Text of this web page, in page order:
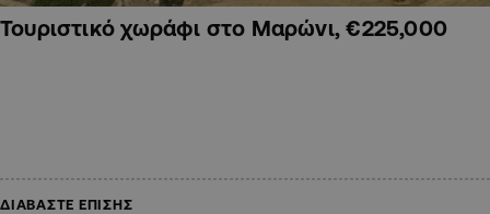
Τουριστικό χωράφι στο Μαρώνι, €225,000
ΔΙΑΒΑΣΤΕ ΕΠΙΣΗΣ